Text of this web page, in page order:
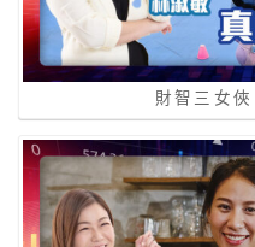
財智三女